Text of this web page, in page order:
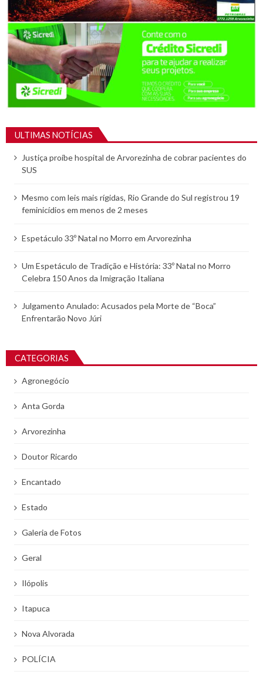
ULTIMAS NOTÍCIAS
Justiça proíbe hospital de Arvorezinha de cobrar pacientes do
SUS
Mesmo com leis mais rígidas, Rio Grande do Sul registrou 19
feminicídios em menos de 2 meses
Espetáculo 33º Natal no Morro em Arvorezinha
Um Espetáculo de Tradição e História: 33º Natal no Morro
Celebra 150 Anos da Imigração Italiana
Julgamento Anulado: Acusados pela Morte de “Boca”
Enfrentarão Novo Júri
CATEGORIAS
Agronegócio
Anta Gorda
Arvorezinha
Doutor Ricardo
Encantado
Estado
Galeria de Fotos
Geral
Ilópolis
Itapuca
Nova Alvorada
POLÍCIA